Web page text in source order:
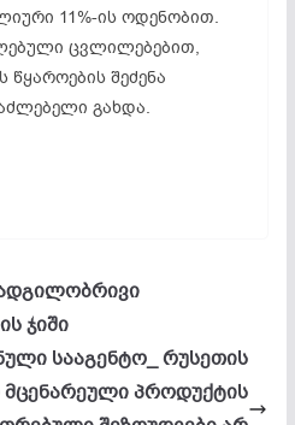
11%-ის ოდენობით.
ცვლილებებით,
წყაროების შეძენა
გახდა.
ჯიში
სააგენტო_ რუსეთის
პროდუქტის